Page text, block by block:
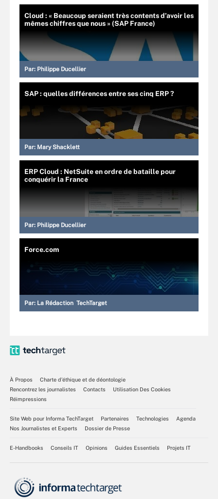
Cloud : « Beaucoup seraient très contents d’avoir les
mêmes chiffres que nous » (SAP France)
Par: Philippe Ducellier
SAP : quelles différences entre ses cinq ERP ?
Par: Mary Shacklett
ERP Cloud : NetSuite en ordre de bataille pour
conquérir la France
Par: Philippe Ducellier
Force.com
Par: La Rédaction TechTarget
À Propos
Charte d’éthique et de déontologie
Rencontrez les journalistes
Contacts
Utilisation Des Cookies
Réimpressions
Site Web pour Informa TechTarget Partenaires Technologies
Agenda
Nos Journalistes et Experts
Dossier de Presse
E-Handbooks Conseils IT Opinions Guides Essentiels Projets IT